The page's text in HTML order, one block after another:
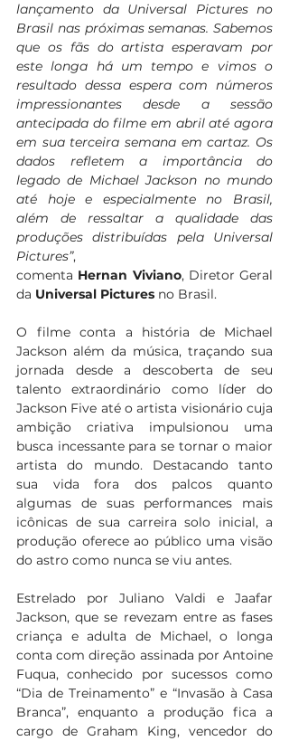
lançamento da Universal Pictures no
Brasil nas próximas semanas. Sabemos
que os fãs do artista esperavam por
este longa há um tempo e vimos o
resultado dessa espera com números
impressionantes desde a sessão
antecipada do filme em abril até agora
em sua terceira semana em cartaz. Os
dados refletem a importância do
legado de Michael Jackson no mundo
até hoje e especialmente no Brasil,
além de ressaltar a qualidade das
produções distribuídas pela Universal
Pictures”,
comenta Hernan Viviano, Diretor Geral
da Universal Pictures no Brasil.
O filme conta a história de Michael
Jackson além da música, traçando sua
jornada desde a descoberta de seu
talento extraordinário como líder do
Jackson Five até o artista visionário cuja
ambição criativa impulsionou uma
busca incessante para se tornar o maior
artista do mundo. Destacando tanto
sua vida fora dos palcos quanto
algumas de suas performances mais
icônicas de sua carreira solo inicial, a
produção oferece ao público uma visão
do astro como nunca se viu antes.
Estrelado por Juliano Valdi e Jaafar
Jackson, que se revezam entre as fases
criança e adulta de Michael, o longa
conta com direção assinada por Antoine
Fuqua, conhecido por sucessos como
“Dia de Treinamento” e “Invasão à Casa
Branca”, enquanto a produção fica a
cargo de Graham King, vencedor do